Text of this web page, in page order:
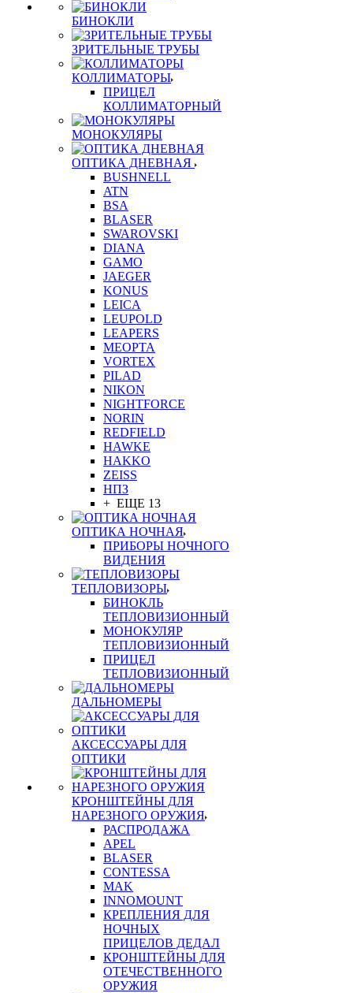
БИНОКЛИ
ЗРИТЕЛЬНЫЕ ТРУБЫ
КОЛЛИМАТОРЫ
ПРИЦЕЛ
КОЛЛИМАТОРНЫЙ
МОНОКУЛЯРЫ
ОПТИКА ДНЕВНАЯ
BUSHNELL
ATN
BSA
BLASER
SWAROVSKI
DIANA
GAMO
JAEGER
KONUS
LEICA
LEUPOLD
LEAPERS
MEOPTA
VORTEX
PILAD
NIKON
NIGHTFORCE
NORIN
REDFIELD
HAWKE
HAKKO
ZEISS
НПЗ
+ ЕЩЕ 13
ОПТИКА НОЧНАЯ
ПРИБОРЫ НОЧНОГО
ВИДЕНИЯ
ТЕПЛОВИЗОРЫ
БИНОКЛЬ
ТЕПЛОВИЗИОННЫЙ
МОНОКУЛЯР
ТЕПЛОВИЗИОННЫЙ
ПРИЦЕЛ
ТЕПЛОВИЗИОННЫЙ
ДАЛЬНОМЕРЫ
АКСЕССУАРЫ ДЛЯ
ОПТИКИ
КРОНШТЕЙНЫ ДЛЯ
НАРЕЗНОГО ОРУЖИЯ
РАСПРОДАЖА
APEL
BLASER
CONTESSA
MAK
INNOMOUNT
КРЕПЛЕНИЯ ДЛЯ
НОЧНЫХ
ПРИЦЕЛОВ ДЕДАЛ
КРОНШТЕЙНЫ ДЛЯ
ОТЕЧЕСТВЕННОГО
ОРУЖИЯ